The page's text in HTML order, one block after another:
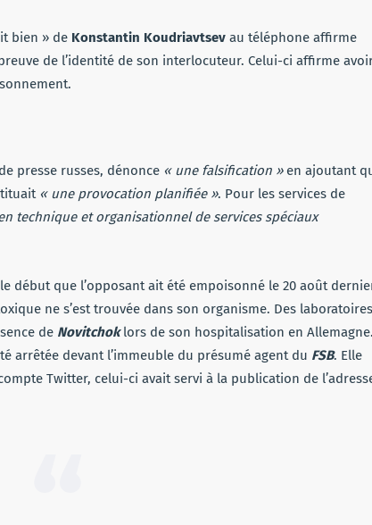
bien » de Konstantin Koudriavtsev au téléphone affirme
de l’identité de son interlocuteur. Celui-ci affirme
presse russes, dénonce « une falsification »en ajoutant
« une provocation planifiée ». Pour les services de
technique et organisationnel de services spéciaux
début que l’opposant ait été empoisonné le 20 août
ne s’est trouvée dans son organisme. Des laboratoires
de Novitchoklors de son hospitalisation en Allemagne.
arrêtée devant l’immeuble du présumé agent du FSB. Elle
Twitter, celui-ci avait servi à la publication de